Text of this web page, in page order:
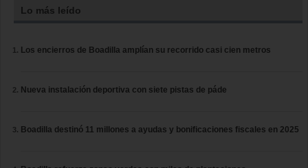
Lo más leído
Los encierros de Boadilla amplían su recorrido casi cien metros
Nueva instalación deportiva con siete pistas de páde
Boadilla destinó 11 millones a ayudas y bonificaciones fiscales en 2025